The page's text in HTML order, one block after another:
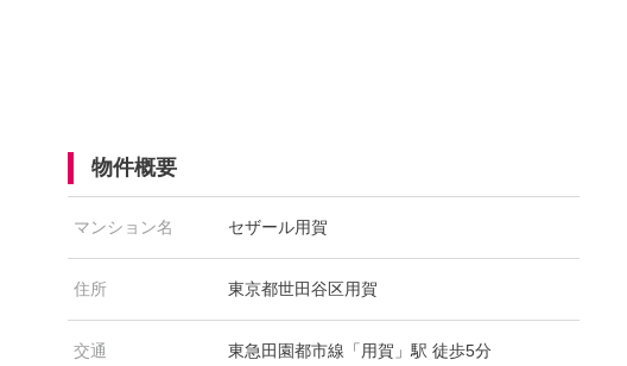
物件概要
マンション名 セザール用賀
住所 東京都世田谷区用賀
交通 東急田園都市線「用賀」駅 徒歩5分